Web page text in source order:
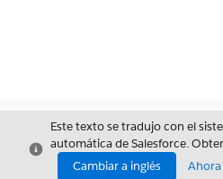
Cerrar
Este texto se tradujo con el
automática de Salesforce.
Cambiar a inglés